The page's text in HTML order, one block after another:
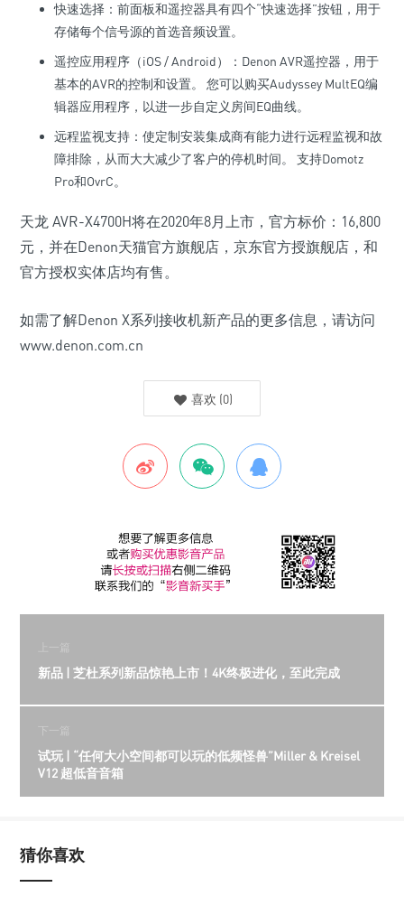
快速选择：前面板和遥控器具有四个“快速选择”按钮，用于
存储每个信号源的首选音频设置。
遥控应用程序（iOS / Android）：Denon AVR遥控器，用于
基本的AVR的控制和设置。 您可以购买Audyssey MultEQ编
辑器应用程序，以进一步自定义房间EQ曲线。
远程监视支持：使定制安装集成商有能力进行远程监视和故
障排除，从而大大减少了客户的停机时间。 支持Domotz
Pro和OvrC。
天龙 AVR-X4700H将在2020年8月上市，官方标价：16,800
元，并在Denon天猫官方旗舰店，京东官方授旗舰店，和
官方授权实体店均有售。
如需了解Denon X系列接收机新产品的更多信息，请访问
www.denon.com.cn
喜欢 (0)
上一篇
新品 | 芝杜系列新品惊艳上市！4K终极进化，至此完成
下一篇
试玩 | “任何大小空间都可以玩的低频怪兽”Miller & Kreisel
V12 超低音音箱
猜你喜欢